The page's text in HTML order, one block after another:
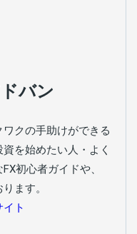
バン
ワクの手助けができる
を始めたい人・よく
初心者ガイドや、
ます。
ト